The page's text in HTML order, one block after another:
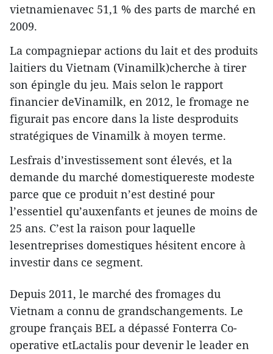
vietnamienavec 51,1 % des parts de marché en
2009.
La compagniepar actions du lait et des produits
laitiers du Vietnam (Vinamilk)cherche à tirer
son épingle du jeu. Mais selon le rapport
financier deVinamilk, en 2012, le fromage ne
figurait pas encore dans la liste desproduits
stratégiques de Vinamilk à moyen terme.
Lesfrais d’investissement sont élevés, et la
demande du marché domestiquereste modeste
parce que ce produit n’est destiné pour
l’essentiel qu’auxenfants et jeunes de moins de
25 ans. C’est la raison pour laquelle
lesentreprises domestiques hésitent encore à
investir dans ce segment.
Depuis 2011, le marché des fromages du
Vietnam a connu de grandschangements. Le
groupe français BEL a dépassé Fonterra Co-
operative etLactalis pour devenir le leader en